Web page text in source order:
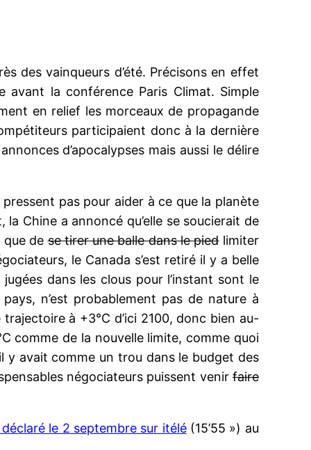
des vainqueurs d’été. Précisons en effet
avant la conférence Paris Climat. Simple
en relief les morceaux de propagande
participaient donc à la dernière
d’apocalypses mais aussi le délire
pas pour aider à ce que la planète
Chine a annoncé qu’elle se soucierait de
que dese tirer une balle dans le piedlimiter
le Canada s’est retiré il y a belle
dans les clous pour l’instant sont le
n’est probablement pas de nature à
à +3°C d’ici 2100, donc bien au-
comme de la nouvelle limite, comme quoi
y avait comme un trou dans le budget des
négociateurs puissent venirfaire
le 2 septembre sur itélé(15’55 ») au